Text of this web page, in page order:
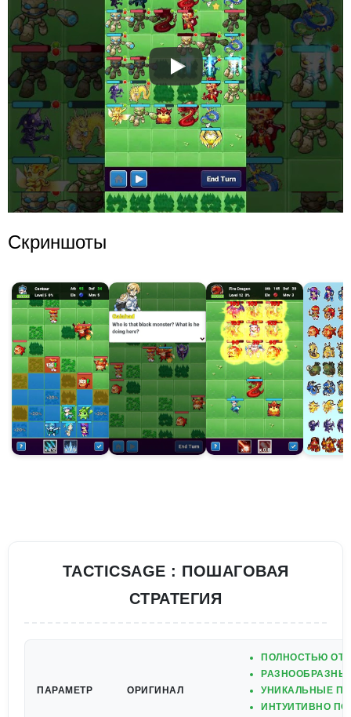
Скриншоты
TACTICSAGE : ПОШАГОВАЯ
СТРАТЕГИЯ
ПАРАМЕТР ОРИГИНАЛ
ПОЛНОСТЬЮ
УНИКАЛЬНЫЕ
ИНТУИТИВНО